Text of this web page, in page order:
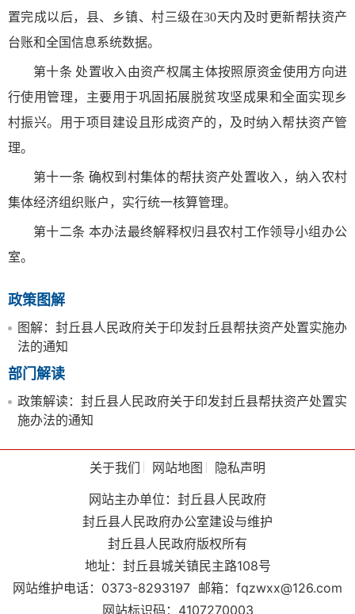
置完成以后，县、乡镇、村三级在30天内及时更新帮扶资产
台账和全国信息系统数据。
第十条 处置收入由资产权属主体按照原资金使用方向进
行使用管理，主要用于巩固拓展脱贫攻坚成果和全面实现乡
村振兴。用于项目建设且形成资产的，及时纳入帮扶资产管
理。
第十一条 确权到村集体的帮扶资产处置收入，纳入农村
集体经济组织账户，实行统一核算管理。
第十二条 本办法最终解释权归县农村工作领导小组办公
室。
政策图解
图解：封丘县人民政府关于印发封丘县帮扶资产处置实施办
法的通知
部门解读
政策解读：封丘县人民政府关于印发封丘县帮扶资产处置实
施办法的通知
关于我们 网站地图
隐私声明
网站主办单位：封丘县人民政府
封丘县人民政府办公室建设与维护
封丘县人民政府版权所有
地址：封丘县城关镇民主路108号
网站维护电话：0373-8293197 邮箱：fqzwxx@126.com
网站标识码：4107270003